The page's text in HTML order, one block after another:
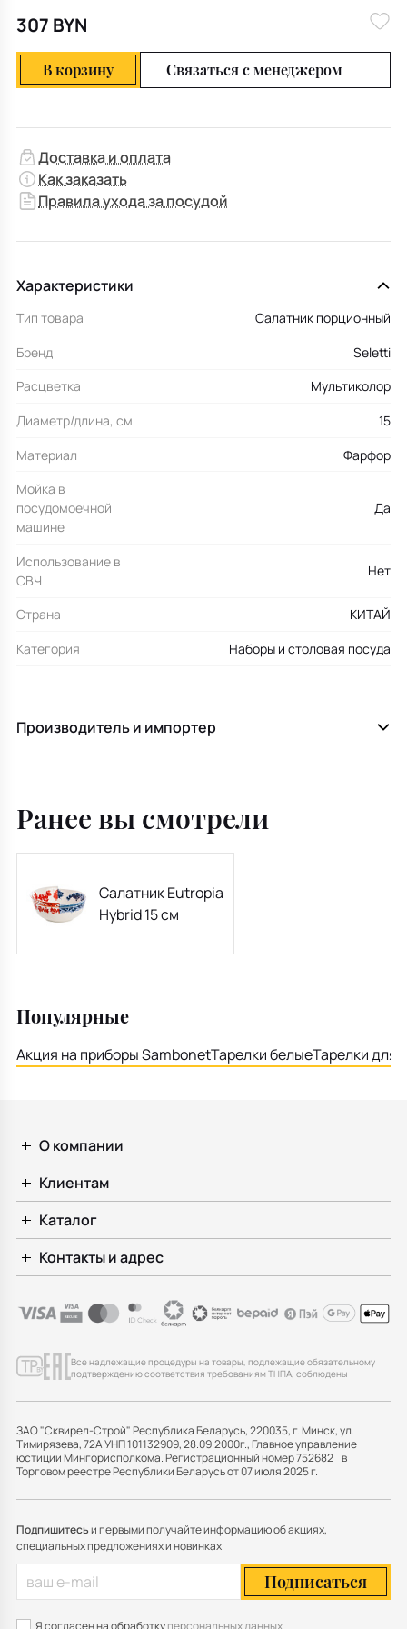
307 BYN
В корзину Связаться с менеджером
Доставка и оплата
Как заказать
Правила ухода за посудой
Характеристики
Тип товара
Салатник порционный
Бренд
Seletti
Расцветка
Мультиколор
Диаметр/длина, см
15
Материал
Фарфор
Мойка в
посудомоечной
машине
Да
Использование в
СВЧ
Нет
Страна
КИТАЙ
Категория
Наборы и столовая посуда
Производитель и импортер
Ранее вы смотрели
Салатник Eutropia
Hybrid 15 см
Популярные
Акция на приборы SambonetТарелки белыеТарелки для
О компании
Клиентам
Каталог
Контакты и адрес
Все надлежащие процедуры на товары, подлежащие обязательному
подтверждению соответствия требованиям ТНПА, соблюдены
ЗАО "Сквирел-Строй" Республика Беларусь, 220035, г. Минск, ул.
Тимирязева, 72А УНП 101132909, 28.09.2000г., Главное управление
юстиции Мингорисполкома. Регистрационный номер 752682 в
Торговом реестре Республики Беларусь от 07 июля 2025 г.
Подпишитесьи первыми получайте информацию об акциях,
специальных предложениях и новинках
Подписаться
Я согласен на обработкуперсональных данных